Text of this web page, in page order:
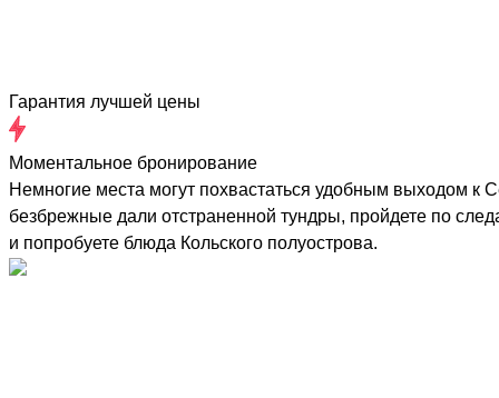
Гарантия лучшей цены
Моментальное бронирование
Немногие места могут похвастаться удобным выходом к
безбрежные дали отстраненной тундры, пройдете по
и попробуете блюда Кольского полуострова.